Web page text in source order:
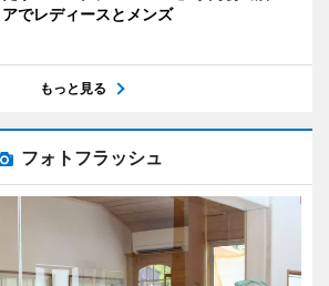
でレディースとメンズ
もっと見る
フォトフラッシュ